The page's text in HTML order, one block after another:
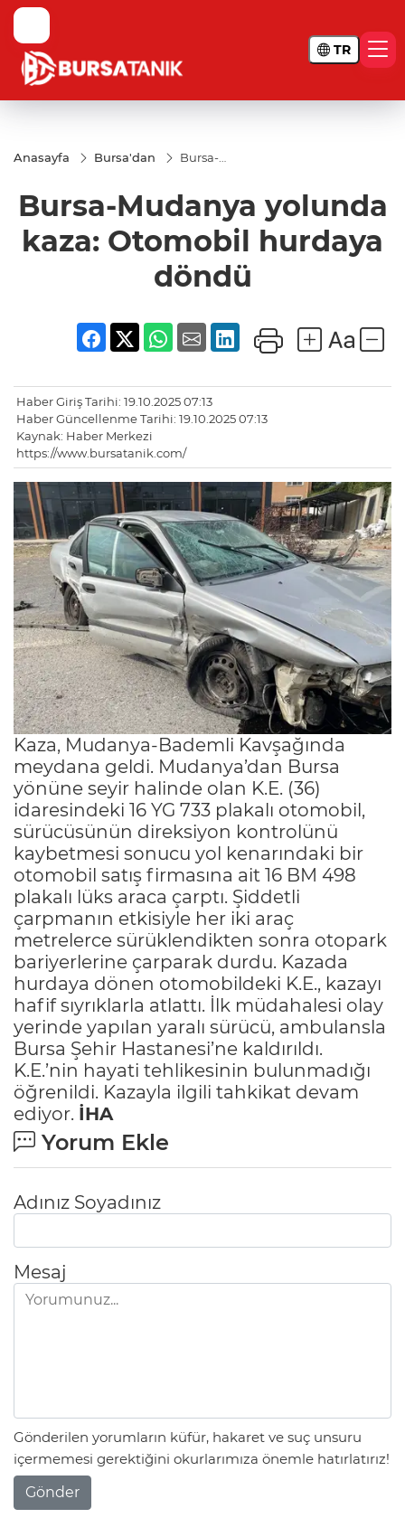
TR
Anasayfa Bursa'dan
Bursa-
kaza:
Otomobil
hurdaya
döndü
Bursa-Mudanya yolunda
kaza: Otomobil hurdaya
döndü
Haber Giriş Tarihi: 19.10.2025 07:13
Haber Güncellenme Tarihi: 19.10.2025 07:13
Kaynak: Haber Merkezi
https://www.bursatanik.com/
Kaza, Mudanya-Bademli Kavşağında
meydana geldi. Mudanya’dan Bursa
yönüne seyir halinde olan K.E. (36)
idaresindeki 16 YG 733 plakalı otomobil,
sürücüsünün direksiyon kontrolünü
kaybetmesi sonucu yol kenarındaki bir
otomobil satış firmasına ait 16 BM 498
plakalı lüks araca çarptı. Şiddetli
çarpmanın etkisiyle her iki araç
metrelerce sürüklendikten sonra otopark
bariyerlerine çarparak durdu. Kazada
hurdaya dönen otomobildeki K.E., kazayı
hafif sıyrıklarla atlattı. İlk müdahalesi olay
yerinde yapılan yaralı sürücü, ambulansla
Bursa Şehir Hastanesi’ne kaldırıldı.
K.E.’nin hayati tehlikesinin bulunmadığı
öğrenildi. Kazayla ilgili tahkikat devam
ediyor. İHA
Yorum Ekle
Adınız Soyadınız
Mesaj
Gönderilen yorumların küfür, hakaret ve suç unsuru
içermemesi gerektiğini okurlarımıza önemle hatırlatırız!
Gönder